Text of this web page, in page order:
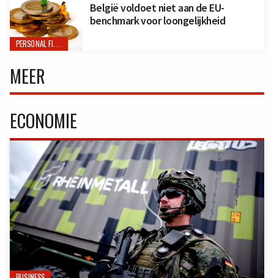
PERSONAL FINANCE
België voldoet niet aan de EU-
benchmark voor loongelijkheid
MEER
ECONOMIE